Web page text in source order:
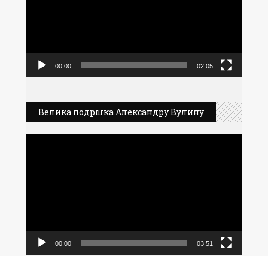
00:00 02:05
Велика подршка Александру Вулину
00:00 03:51